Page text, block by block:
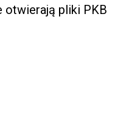
otwierają pliki PKB